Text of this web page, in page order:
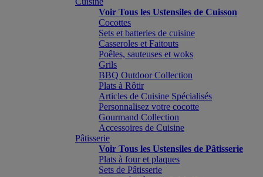
Voir Tous les Ustensiles de Cuisson
Cocottes
Sets et batteries de cuisine
Casseroles et Faitouts
Poêles, sauteuses et woks
Grils
BBQ Outdoor Collection
Plats à Rôtir
Articles de Cuisine Spécialisés
Personnalisez votre cocotte
Gourmand Collection
Accessoires de Cuisine
Pâtisserie
Voir Tous les Ustensiles de Pâtisserie
Plats à four et plaques
Sets de Pâtisserie